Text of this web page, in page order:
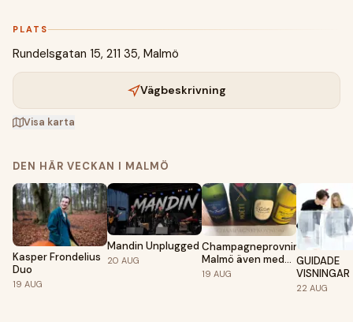
PLATS
Rundelsgatan 15, 211 35, Malmö
Vägbeskrivning
Visa karta
DEN HÄR VECKAN I MALMÖ
Kasper Frondelius
Duo
19 AUG
Mandin Unplugged
20 AUG
Champagneprovning
Malmö även med
annat bubbel. 19/8
19 AUG
GUIDADE
VISNINGAR
22 AUG